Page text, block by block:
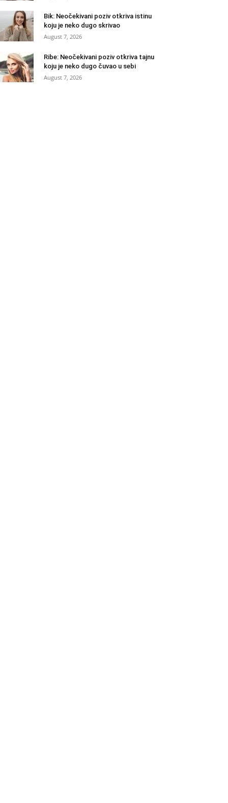
Bik: Neočekivani poziv otkriva istinu
koju je neko dugo skrivao
August 7, 2026
Ribe: Neočekivani poziv otkriva tajnu
koju je neko dugo čuvao u sebi
August 7, 2026